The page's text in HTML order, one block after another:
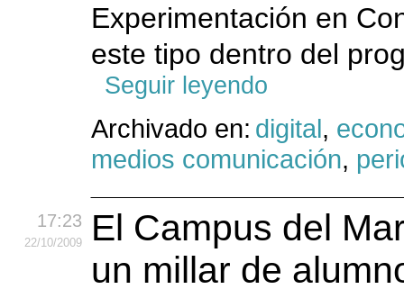
Experimentación en
este tipo dentro del
Seguir leyendo
Archivado en: digital,
medios comunicación,
17:23
22/10/2009
El Campus del
un millar de